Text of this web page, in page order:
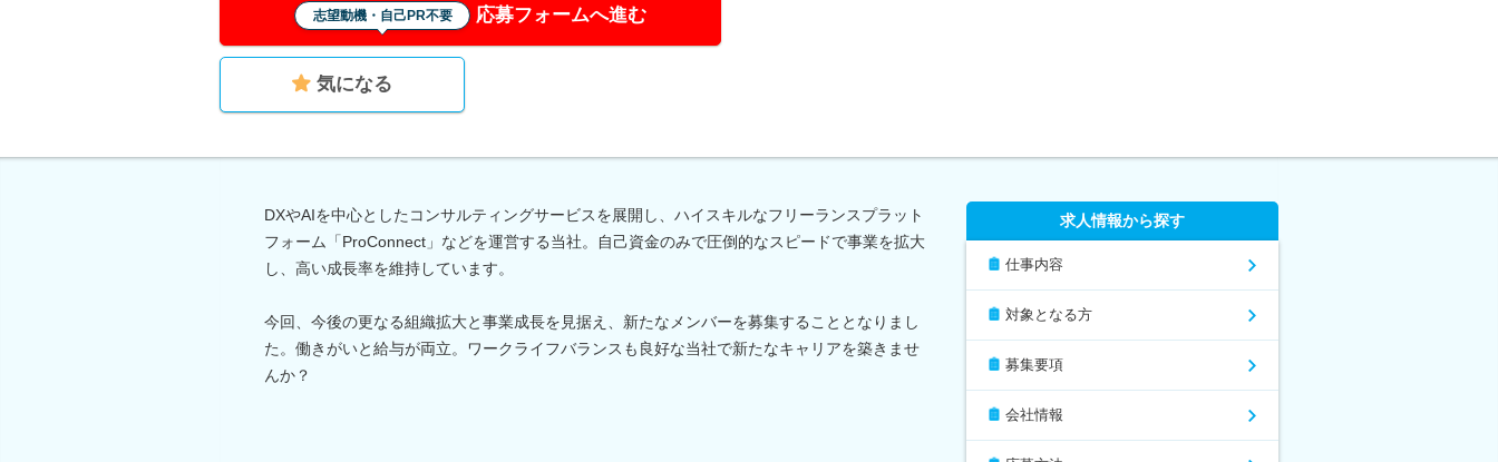
志望動機・自己PR不要 応募フォームへ進む
気になる
DXやAIを中心としたコンサルティングサービスを展開し、ハイスキルなフリーランスプラット
フォーム「ProConnect」などを運営する当社。自己資金のみで圧倒的なスピードで事業を拡大
し、高い成長率を維持しています。
今回、今後の更なる組織拡大と事業成長を見据え、新たなメンバーを募集することとなりまし
た。働きがいと給与が両立。ワークライフバランスも良好な当社で新たなキャリアを築きませ
んか？
求人情報から探す
仕事内容
対象となる方
募集要項
会社情報